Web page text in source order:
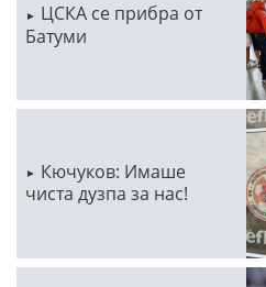
ЦСКА се прибра от
Батуми
Кючуков: Имаше
чиста дузпа за нас!